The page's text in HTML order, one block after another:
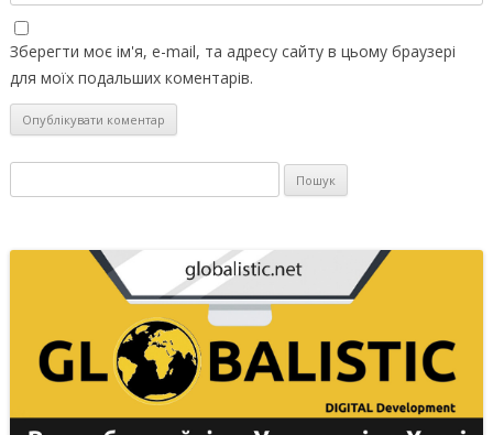
Зберегти моє ім'я, e-mail, та адресу сайту в цьому браузері
для моїх подальших коментарів.